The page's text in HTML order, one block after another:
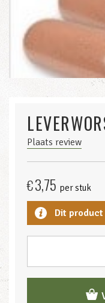
Plaats review
€3,75 per stuk
Dit